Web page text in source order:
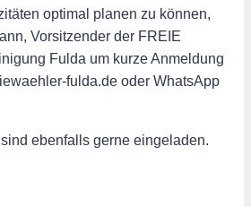
optimal planen zu können,
Vorsitzender der FREIE
Fulda um kurze Anmeldung
fulda.de oder WhatsApp
ebenfalls gerne eingeladen.